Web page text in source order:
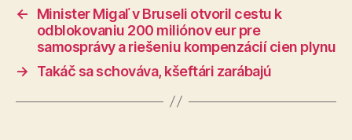
←
Minister Migaľ v Bruseli otvoril cestu k
odblokovaniu 200 miliónov eur pre
samosprávy a riešeniu kompenzácií cien plynu
→
Takáč sa schováva, kšeftári zarábajú